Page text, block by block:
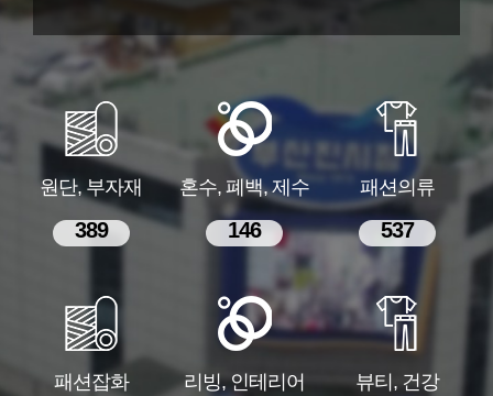
원단, 부자재
389
혼수, 폐백, 제수
146
패션의류
537
패션잡화 리빙, 인테리어 뷰티, 건강